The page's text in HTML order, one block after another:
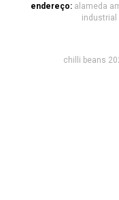
endereço: alameda
industrial
chilli beans